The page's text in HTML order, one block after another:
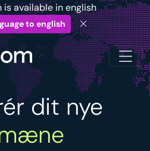
is available in english
to english
dit nye